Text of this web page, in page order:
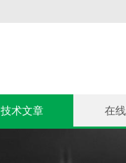
技术文章 在